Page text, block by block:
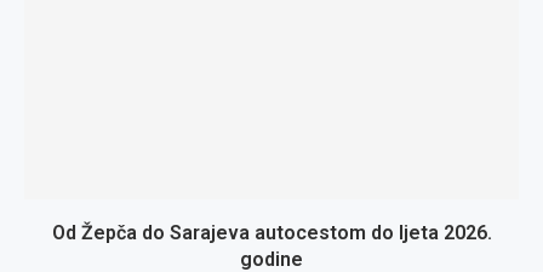
Od Žepča do Sarajeva autocestom do ljeta 2026.
godine